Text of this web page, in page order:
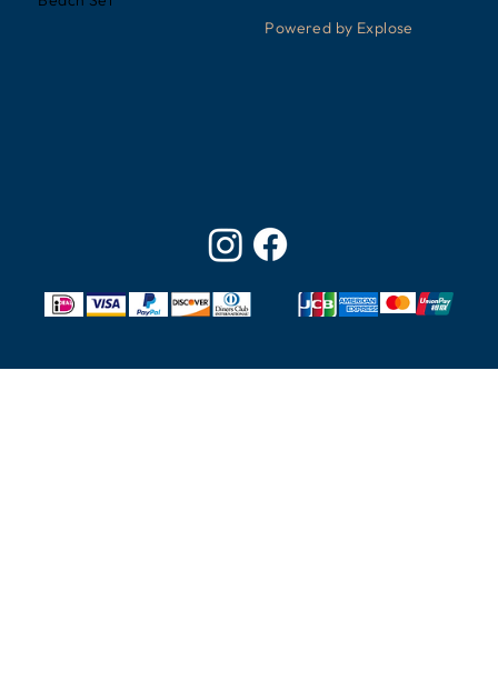
Powered by Explose